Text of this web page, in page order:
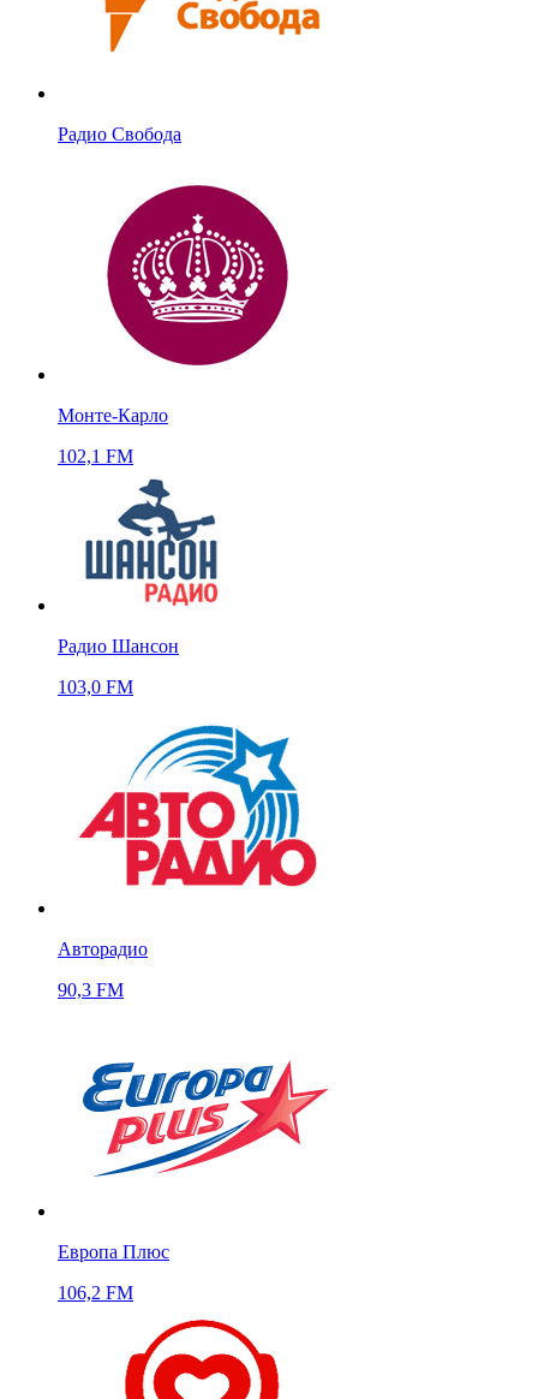
Радио Свобода
Монте-Карло
102,1 FM
Радио Шансон
103,0 FM
Авторадио
90,3 FM
Европа Плюс
106,2 FM